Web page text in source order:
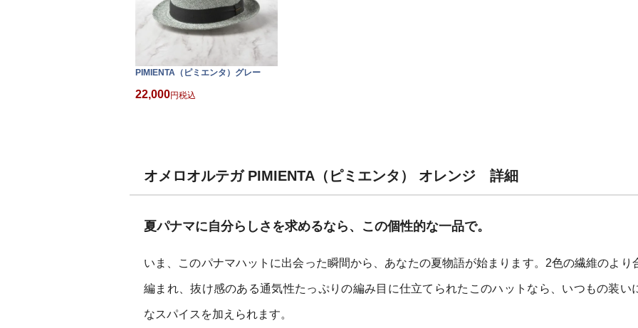
PIMIENTA（ピミエンタ）グレー
22,000 税込
オメロオルテガ PIMIENTA（ピミエンタ） オレンジ 詳細
夏パナマに自分らしさを求めるなら、この個性的な一品で。
いま、このパナマハットに出会った瞬間から、あなたの夏物語が始まります。2色の繊維のより
編まれ、抜け感のある通気性たっぷりの編み目に仕立てられたこのハットなら、いつもの装い
なスパイスを加えられます。